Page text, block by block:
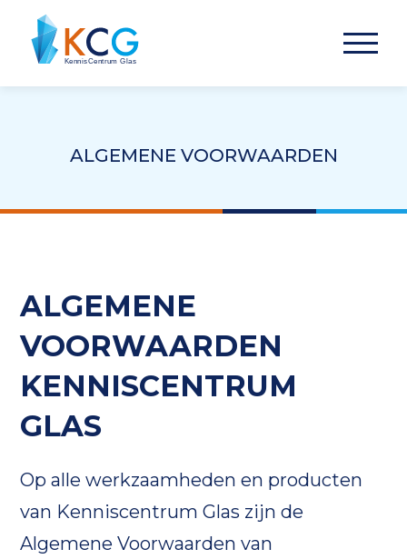
ALGEMENE VOORWAARDEN
ALGEMENE
VOORWAARDEN
KENNISCENTRUM
GLAS
Op alle werkzaamheden en producten
van Kenniscentrum Glas zijn de
Algemene Voorwaarden van